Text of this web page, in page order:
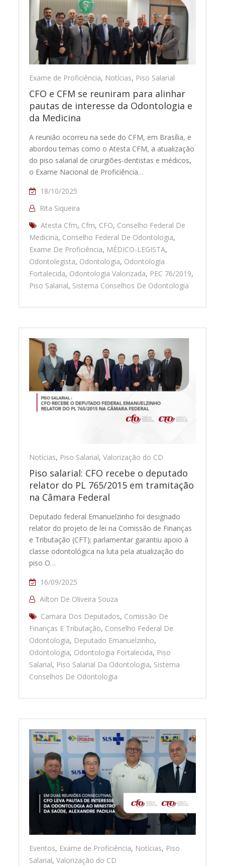
Exame de Proficiência, Notícias, Piso Salarial
CFO e CFM se reuniram para alinhar
pautas de interesse da Odontologia e
da Medicina
A reunião ocorreu na sede do CFM, em Brasília, e
abordou temas como o Atesta CFM, a atualização
do piso salarial de cirurgiões-dentistas e médicos,
o Exame Nacional de Proficiência…
18/10/2025
Rita Siqueira
Atesta Cfm, Cfm, CFO, Conselho Federal De
Medicina, Conselho Federal De Odontologia,
Exame De Proficiência, MÉDICO-LEGISTA,
Odontolegista, Odontologia, Odontologia
Fortalecida, Odontologia Valorizada, PEC 76/2019,
Piso Salarial, Sistema Conselhos De Odontologia
Notícias, Piso Salarial,Valorização do CD
Piso salarial: CFO recebe o deputado
relator do PL 765/2015 em tramitação
na Câmara Federal
Deputado federal Emanuelzinho foi designado
relator do projeto de lei na Comissão de Finanças
e Tributação (CFT); parlamentar garantiu apoio à
classe odontológica na luta pela atualização do
piso O…
16/09/2025
Ailton De Oliveira Souza
Camara Dos Deputados, Comissão De
Finanças E Tributação, Conselho Federal De
Odontologia, Deputado Emanuelzinho,
Odontologia, Odontologia Fortalecida, Piso
Salarial, Piso Salarial Da Odontologia, Sistema
Conselhos De Odontologia
Eventos, Exame de Proficiência, Notícias, Piso
Salarial,Valorização do CD